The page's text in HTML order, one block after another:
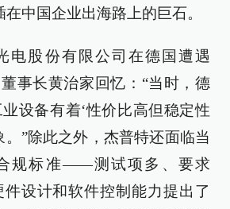
在中国企业出海路上的巨石。
电股份有限公司在德国遭遇
事长黄治家回忆：“当时，德
设备有着‘性价比高但稳定性
。”除此之外，杰普特还面临当
规标准——测试项多、要求
设计和软件控制能力提出了